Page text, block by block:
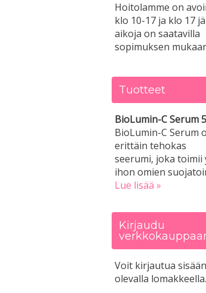
Hoitolamme on
klo 10-17 ja klo 17
aikoja on saatavilla
sopimuksen
Tuotteet
BioLumin-C Serum
BioLumin-C Serum
erittäin tehokas
seerumi, joka toimii
ihon omien
Lue lisää »
Kirjaudu
Voit kirjautua
olevalla lomakkeella.